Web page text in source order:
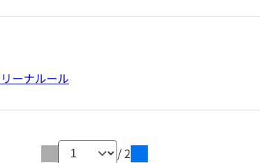
ーナルール
/ 2